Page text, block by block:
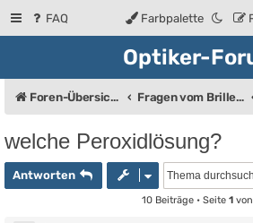
FAQ Farbpalette
Optiker-
Foren-Übersicht Fragen vom Brillenträger an den Augenoptiker
welche Peroxidlösung?
Antworten
10 Beiträge • Seite 1 von